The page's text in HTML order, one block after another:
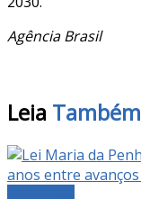
Agência Brasil
Leia Também